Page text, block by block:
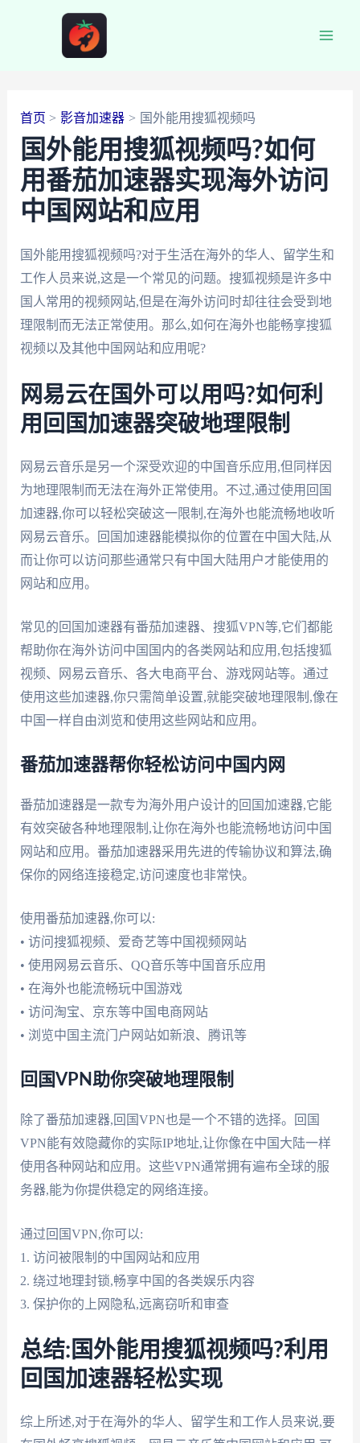
首页 影音加速器 国外能用搜狐视频吗
国外能用搜狐视频吗?如何
用番茄加速器实现海外访问
中国网站和应用
国外能用搜狐视频吗?对于生活在海外的华人、留学生和
工作人员来说,这是一个常见的问题。搜狐视频是许多中
国人常用的视频网站,但是在海外访问时却往往会受到地
理限制而无法正常使用。那么,如何在海外也能畅享搜狐
视频以及其他中国网站和应用呢?
网易云在国外可以用吗?如何利
用回国加速器突破地理限制
网易云音乐是另一个深受欢迎的中国音乐应用,但同样因
为地理限制而无法在海外正常使用。不过,通过使用回国
加速器,你可以轻松突破这一限制,在海外也能流畅地收听
网易云音乐。回国加速器能模拟你的位置在中国大陆,从
而让你可以访问那些通常只有中国大陆用户才能使用的
网站和应用。
常见的回国加速器有番茄加速器、搜狐VPN等,它们都能
帮助你在海外访问中国国内的各类网站和应用,包括搜狐
视频、网易云音乐、各大电商平台、游戏网站等。通过
使用这些加速器,你只需简单设置,就能突破地理限制,像在
中国一样自由浏览和使用这些网站和应用。
番茄加速器帮你轻松访问中国内网
番茄加速器是一款专为海外用户设计的回国加速器,它能
有效突破各种地理限制,让你在海外也能流畅地访问中国
网站和应用。番茄加速器采用先进的传输协议和算法,确
保你的网络连接稳定,访问速度也非常快。
使用番茄加速器,你可以:
• 访问搜狐视频、爱奇艺等中国视频网站
• 使用网易云音乐、QQ音乐等中国音乐应用
• 在海外也能流畅玩中国游戏
• 访问淘宝、京东等中国电商网站
• 浏览中国主流门户网站如新浪、腾讯等
回国VPN助你突破地理限制
除了番茄加速器,回国VPN也是一个不错的选择。回国
VPN能有效隐藏你的实际IP地址,让你像在中国大陆一样
使用各种网站和应用。这些VPN通常拥有遍布全球的服
务器,能为你提供稳定的网络连接。
通过回国VPN,你可以:
1. 访问被限制的中国网站和应用
2. 绕过地理封锁,畅享中国的各类娱乐内容
3. 保护你的上网隐私,远离窃听和审查
总结:国外能用搜狐视频吗?利用
回国加速器轻松实现
综上所述,对于在海外的华人、留学生和工作人员来说,要